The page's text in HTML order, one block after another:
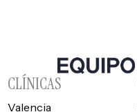
CLÍNICAS
Valencia